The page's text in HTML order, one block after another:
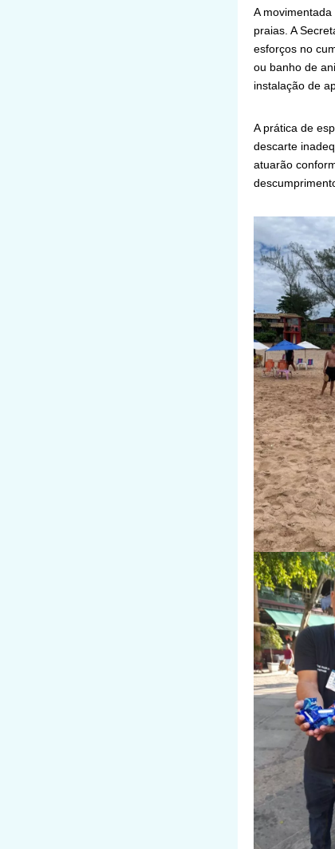
A
praias. A
esforços no
ou banho de
instalação de
A prática de
descarte
atuarão